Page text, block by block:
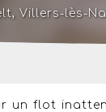
, Villers-lès-
un flot